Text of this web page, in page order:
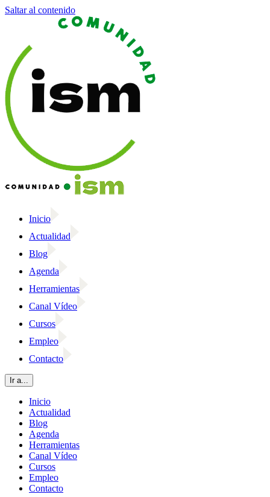
Saltar al contenido
Inicio
Actualidad
Blog
Agenda
Herramientas
Canal Vídeo
Cursos
Empleo
Contacto
Ir a...
Inicio
Actualidad
Blog
Agenda
Herramientas
Canal Vídeo
Cursos
Empleo
Contacto